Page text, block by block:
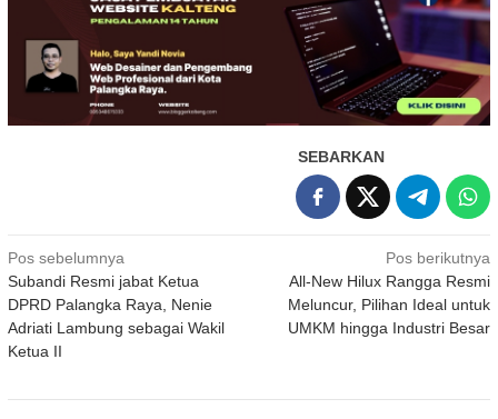
SEBARKAN
Navigasi
pos
Pos sebelumnya
Subandi Resmi jabat Ketua
DPRD Palangka Raya, Nenie
Adriati Lambung sebagai Wakil
Ketua II
Pos berikutnya
All-New Hilux Rangga Resmi
Meluncur, Pilihan Ideal untuk
UMKM hingga Industri Besar